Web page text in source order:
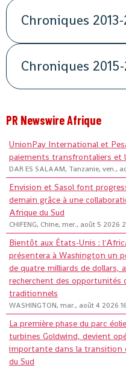
Chroniques 2013-
Chroniques 2015-
PR Newswire Afrique
UnionPay International et
paiements transfrontaliers et
DAR ES SALAAM, Tanzanie, ven.,
Envision et Sasol font
demain grâce à une
Afrique du Sud
CHIFENG, Chine, mer., août 5 2026
Bientôt aux États-Unis :
présentera à Washington un
de quatre milliards de dollars,
recherchent des opportunités
traditionnels
WASHINGTON, mar., août 4 2026
La première phase du parc
turbines Goldwind, devient
importante dans la transition
du Sud